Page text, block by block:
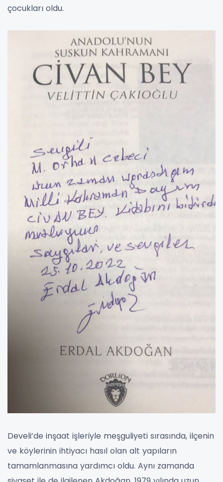
çocukları oldu.
Develi’de inşaat işleriyle meşguliyeti sırasında, ilçenin
ve köylerinin ihtiyacı hasıl olan alt yapıların
tamamlanmasına yardımcı oldu. Aynı zamanda